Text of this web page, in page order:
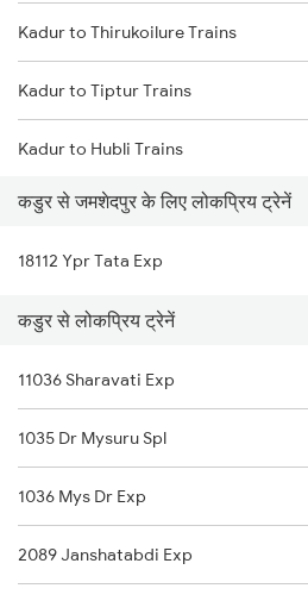
Jamshedpur to Durg Trains
Kadur to Thirukoilure Trains
Kadur to Tiptur Trains
Kadur to Hubli Trains
Kadur to Virudhunagar Trains
Kadur to Rayadurg Trains
Kadur to Tarikere Trains
Kadur to Miraj Trains
Kadur to Khammam Trains
Kadur to Toranagallu Trains
Kadur to Chitradurga Trains
कडुर से जमशेदपुर के लिए लोकप्रिय ट्रेनें
18112 Ypr Tata Exp
कडुर से लोकप्रिय ट्रेनें
11036 Sharavati Exp
1035 Dr Mysuru Spl
1036 Mys Dr Exp
2089 Janshatabdi Exp